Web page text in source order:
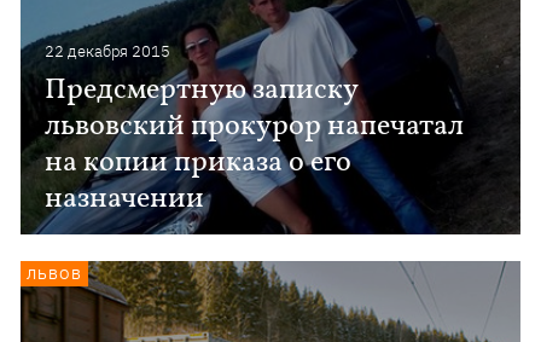
22 декабря 2015
Предсмертную записку
львовский прокурор напечатал
на копии приказа о его
назначении
ЛЬВОВ